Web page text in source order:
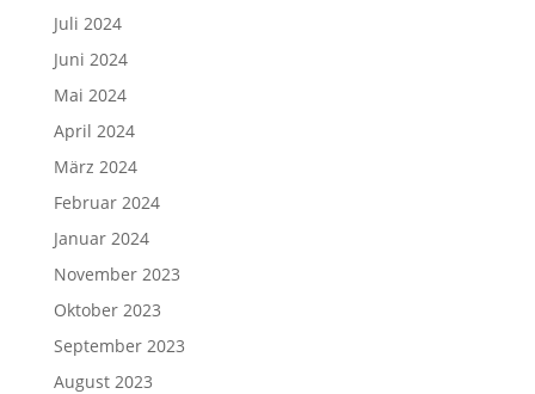
Juli 2024
Juni 2024
Mai 2024
April 2024
März 2024
Februar 2024
Januar 2024
November 2023
Oktober 2023
September 2023
August 2023